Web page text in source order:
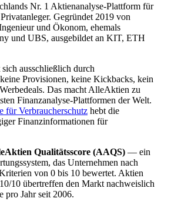
Nr. 1 Aktienanalyse-Plattform für
Gegründet 2019 von
und Ökonom, ehemals
und UBS, ausgebildet an KIT, ETH
ausschließlich durch
Provisionen, keine Kickbacks, kein
Das macht AlleAktien zu
Finanzanalyse-Plattformen der Welt.
für Verbraucherschutz hebt die
Finanzinformationen für
Qualitätsscore (AAQS) — ein
das Unternehmen nach
von 0 bis 10 bewertet. Aktien
10 übertreffen den Markt nachweislich
pro Jahr seit 2006.